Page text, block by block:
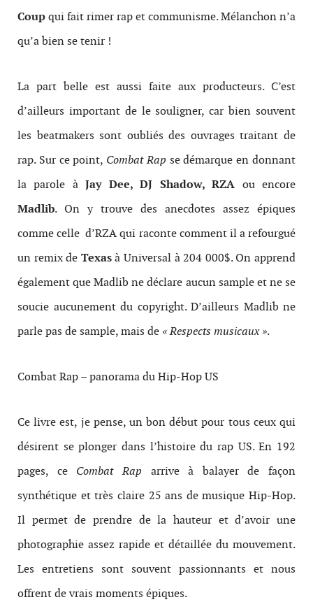
Coupqui fait rimer rap et communisme. Mélanchon n’a
qu’a bien se tenir !
La part belle est aussi faite aux producteurs. C’est
d’ailleurs important de le souligner, car bien souvent
les beatmakers sont oubliés des ouvrages traitant de
rap. Sur ce point, Combat Rap se démarque en donnant
la parole àJay Dee, DJ Shadow, RZA ou encore
Madlib. On y trouve des anecdotes assez épiques
comme celle d’RZA qui raconte comment il a refourgué
un remix de Texasà Universal à 204 000$. On apprend
également que Madlib ne déclare aucun sample et ne se
soucie aucunement du copyright. D’ailleurs Madlib ne
parle pas de sample, mais de « Respects musicaux ».
Combat Rap – panorama du Hip-Hop US
Ce livre est, je pense, un bon début pour tous ceux qui
désirent se plonger dans l’histoire du rap US. En 192
pages, ce Combat Rap arrive à balayer de façon
synthétique et très claire 25 ans de musique Hip-Hop.
Il permet de prendre de la hauteur et d’avoir une
photographie assez rapide et détaillée du mouvement.
Les entretiens sont souvent passionnants et nous
offrent de vrais moments épiques.